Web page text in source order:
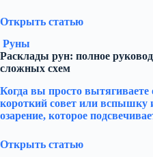
Открыть статью
Руны
Расклады рун: полное
сложных схем
Когда вы просто вытягиваете
короткий совет или
озарение, которое
Открыть статью